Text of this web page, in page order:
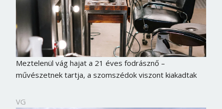
Meztelenül vág hajat a 21 éves fodrásznő –
művészetnek tartja, a szomszédok viszont kiakadtak
VG